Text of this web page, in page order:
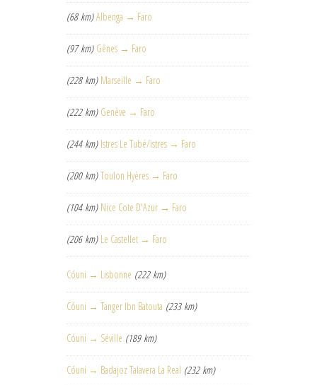
(68 km) Albenga → Faro
(97 km) Gênes → Faro
(228 km) Marseille → Faro
(222 km) Genève → Faro
(244 km) Istres Le Tubé/istres → Faro
(200 km) Toulon Hyères → Faro
(104 km) Nice Cote D'Azur → Faro
(206 km) Le Castellet → Faro
Cóuni → Lisbonne (222 km)
Cóuni → Tanger Ibn Batouta (233 km)
Cóuni → Séville (189 km)
Cóuni → Badajoz Talavera La Real (232 km)